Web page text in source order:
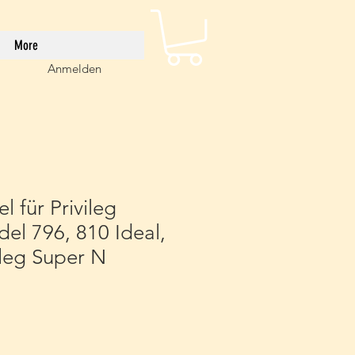
More
Anmelden
für Privileg
796, 810 Ideal,
Super N